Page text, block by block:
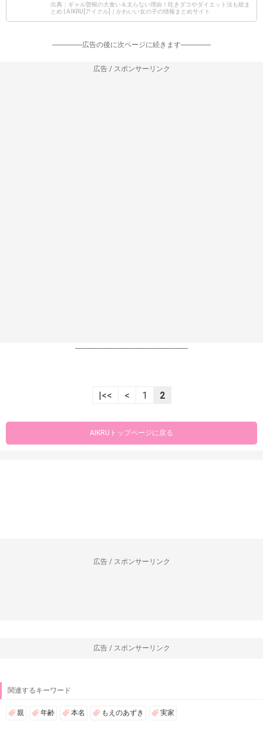
出典：ギャル曽根の大食い＆太らない理由！吐きダコやダイエット法も総ま
とめ | AIKRU[アイクル]｜かわいい女の子の情報まとめサイト
-----------------広告の後に次ページに続きます-----------------
広告 / スポンサーリンク
----------------------------------------------------------------
|<< < 1 2
AIKRUトップページに戻る
広告 / スポンサーリンク
広告 / スポンサーリンク
関連するキーワード
親 年齢 本名 もえのあずき 実家